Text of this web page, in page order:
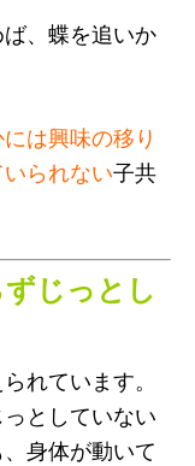
、蝶を追いか
は興味の移り
られない子共
じっとし
れています。
としていない
身体が動いて